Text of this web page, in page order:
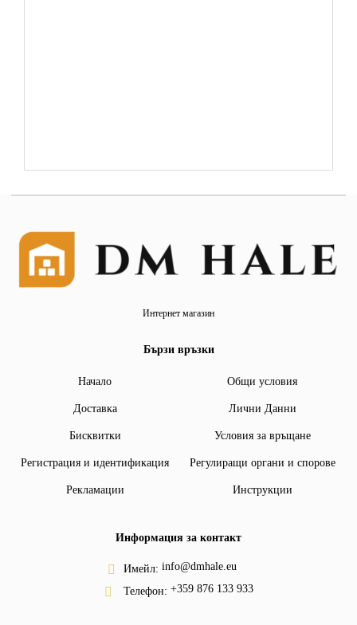
Интернет магазин
Бързи връзки
Начало Общи условия
Доставка Лични Данни
Бисквитки Условия за връщане
Регистрация и идентификация Регулиращи органи и спорове
Рекламации Инструкции
Информация за контакт
Имейл: info@dmhale.eu
Телефон: +359 876 133 933